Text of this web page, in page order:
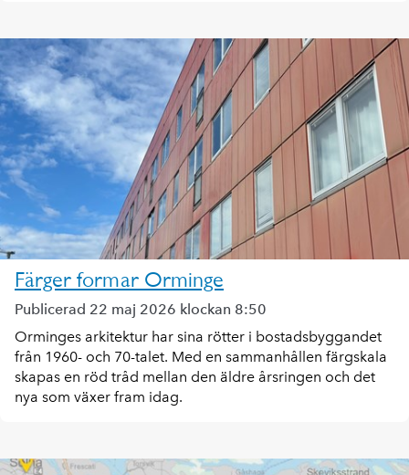
Färger formar Orminge
Publicerad 22 maj 2026 klockan 8:50
Orminges arkitektur har sina rötter i bostadsbyggandet
från 1960- och 70-talet. Med en sammanhållen färgskala
skapas en röd tråd mellan den äldre årsringen och det
nya som växer fram idag.